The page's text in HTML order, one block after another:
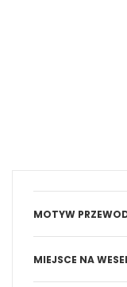
MOTYW
MIEJSCE NA